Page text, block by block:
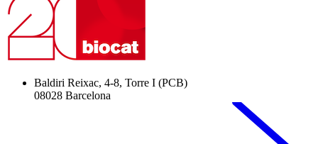
Baldiri Reixac, 4-8, Torre I (PCB)
08028 Barcelona